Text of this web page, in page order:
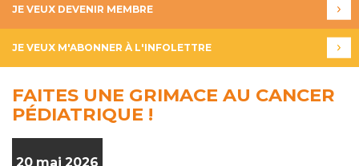
JE VEUX DEVENIR MEMBRE
JE VEUX M'ABONNER À L'INFOLETTRE
FAITES UNE GRIMACE AU CANCER
PÉDIATRIQUE !
20 mai 2026